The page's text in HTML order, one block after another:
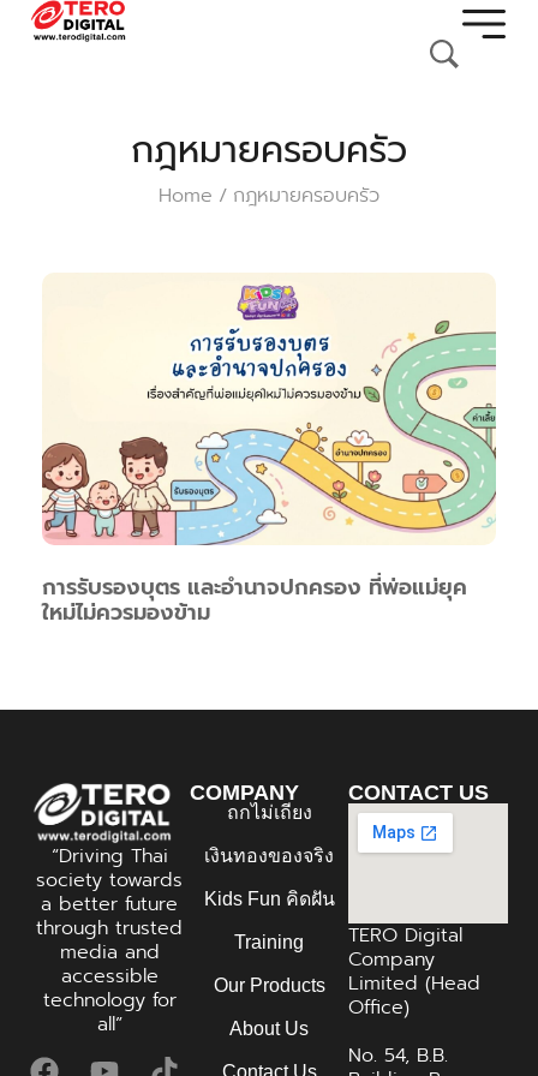
กฎหมายครอบครัว
Home / กฎหมายครอบครัว
การรับรองบุตร และอำนาจปกครอง ที่พ่อแม่ยุค
ใหม่ไม่ควรมองข้าม
“Driving Thai
society towards
a better future
through trusted
media and
accessible
technology for
all”
COMPANY
ถกไม่เถียง
เงินทองของจริง
Kids Fun คิดฝัน
Training
Our Products
About Us
Contact Us
CONTACT US
TERO Digital
Company
Limited (Head
Office)
No. 54, B.B.